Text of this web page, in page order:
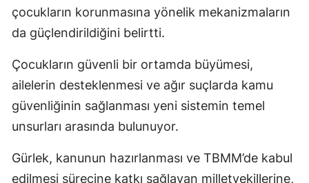
çocukların korunmasına yönelik mekanizmaların
da güçlendirildiğini belirtti.
Çocukların güvenli bir ortamda büyümesi,
ailelerin desteklenmesi ve ağır suçlarda kamu
güvenliğinin sağlanması yeni sistemin temel
unsurları arasında bulunuyor.
Gürlek, kanunun hazırlanması ve TBMM’de kabul
edilmesi sürecine katkı sağlayan milletvekillerine,